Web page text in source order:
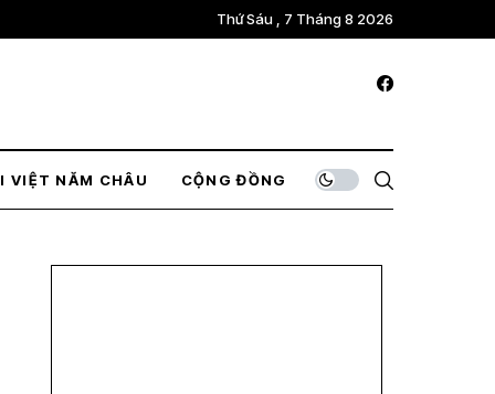
Thứ Sáu , 7 Tháng 8 2026
VIỆT NĂM CHÂU CỘNG ĐỒNG